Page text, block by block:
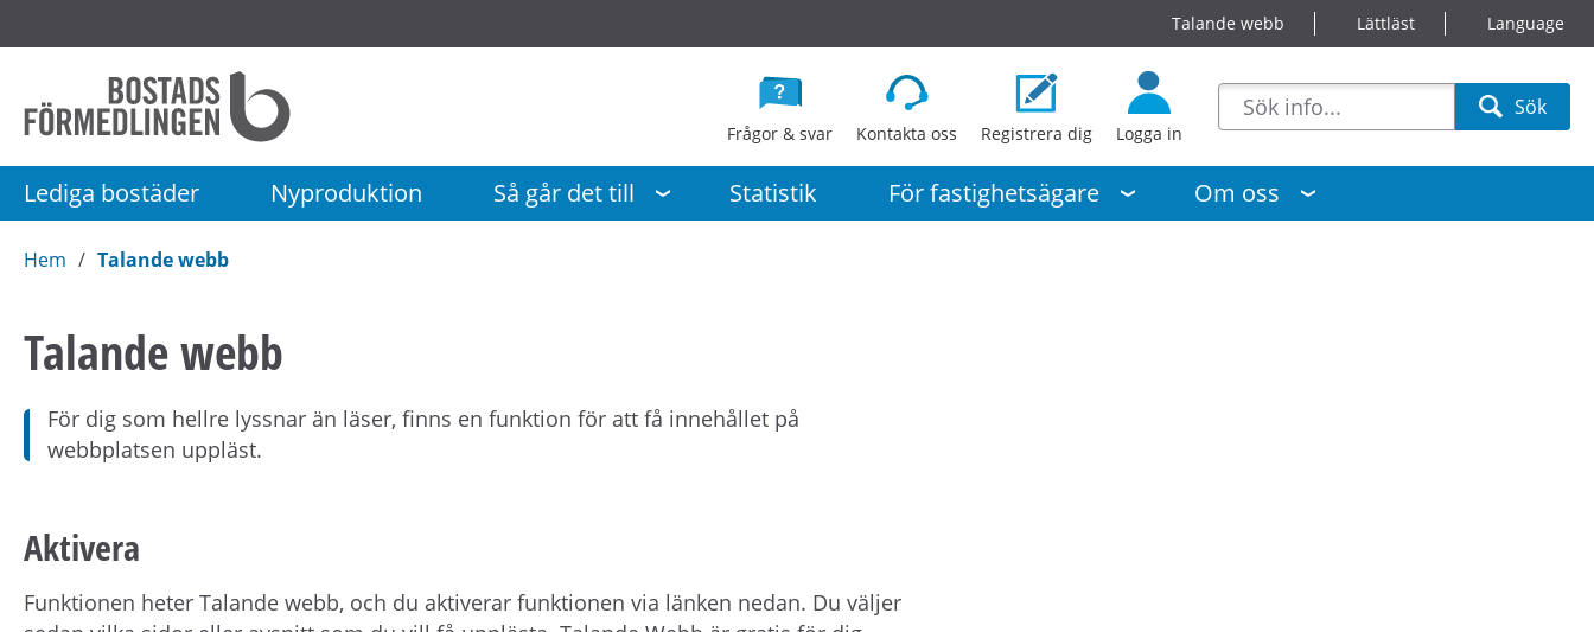
å
l
Talande webb Lättläst Language
Startsida
Bostadsförmedlingen
Stockholm
AB
Frågor & svar Kontakta oss Registrera dig Logga in
sökförslag Sök
Sök
Lediga bostäder Nyproduktion Så går det till Statistik För fastighetsägare Om oss
Hem Talande webb
Talande webb
För dig som hellre lyssnar än läser, finns en funktion för att få innehållet på
webbplatsen uppläst.
Aktivera
Funktionen heter Talande webb, och du aktiverar funktionen via länken nedan. Du väljer